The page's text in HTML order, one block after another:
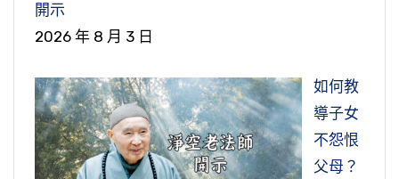
開示
2026 年 8 月 3 日
如何教
導子女
不怨恨
父母？